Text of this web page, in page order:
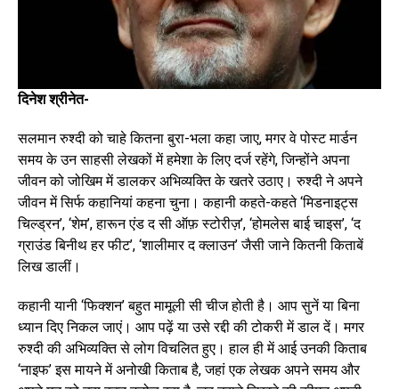
दिनेश श्रीनेत-
सलमान रुश्दी को चाहे कितना बुरा-भला कहा जाए, मगर वे पोस्ट मार्डन
समय के उन साहसी लेखकों में हमेशा के लिए दर्ज रहेंगे, जिन्होंने अपना
जीवन को जोखिम में डालकर अभिव्यक्ति के खतरे उठाए। रुश्दी ने अपने
जीवन में सिर्फ कहानियां कहना चुना। कहानी कहते-कहते ‘मिडनाइट्स
चिल्ड्रन’, ‘शेम’, हारून एंड द सी ऑफ़ स्टोरीज़’, ‘होमलेस बाई चाइस’, ‘द
ग्राउंड बिनीथ हर फीट’, ‘शालीमार द क्लाउन’ जैसी जाने कितनी किताबें
लिख डालीं।
कहानी यानी ‘फिक्शन’ बहुत मामूली सी चीज होती है। आप सुनें या बिना
ध्यान दिए निकल जाएं। आप पढ़ें या उसे रद्दी की टोकरी में डाल दें। मगर
रुश्दी की अभिव्यक्ति से लोग विचलित हुए। हाल ही में आई उनकी किताब
‘नाइफ’ इस मायने में अनोखी किताब है, जहां एक लेखक अपने समय और